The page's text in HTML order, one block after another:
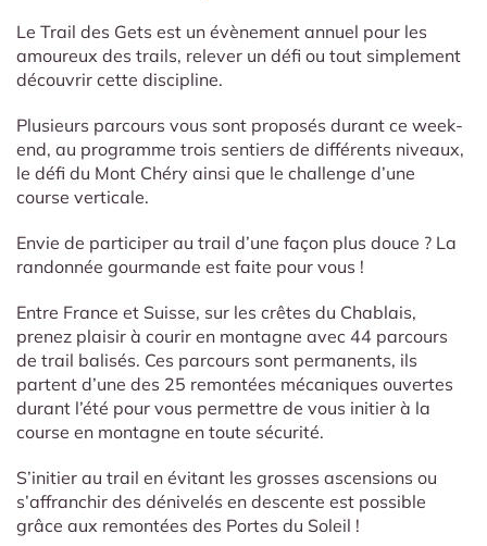
Le Trail des Gets est un évènement annuel pour les
amoureux des trails, relever un défi ou tout simplement
découvrir cette discipline.
Plusieurs parcours vous sont proposés durant ce week-
end, au programme trois sentiers de différents niveaux,
le défi du Mont Chéry ainsi que le challenge d’une
course verticale.
Envie de participer au trail d’une façon plus douce ? La
randonnée gourmande est faite pour vous !
Entre France et Suisse, sur les crêtes du Chablais,
prenez plaisir à courir en montagne avec 44 parcours
de trail balisés. Ces parcours sont permanents, ils
partent d’une des 25 remontées mécaniques ouvertes
durant l’été pour vous permettre de vous initier à la
course en montagne en toute sécurité.
S’initier au trail en évitant les grosses ascensions ou
s’affranchir des dénivelés en descente est possible
grâce aux remontées des Portes du Soleil !